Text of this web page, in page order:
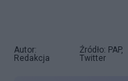
Autor:
Redakcja
Źródło: PAP,
Twitter